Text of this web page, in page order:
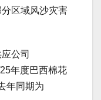
区域风沙灾害
公司
年度巴西棉花
年同期为